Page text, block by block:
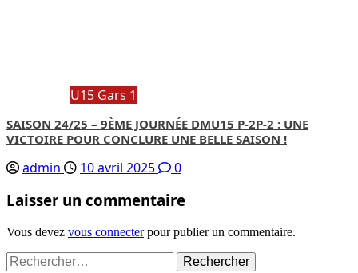
U15 Gars 1
SAISON 24/25 – 9ÈME JOURNÉE DMU15 P-2P-2 : UNE
VICTOIRE POUR CONCLURE UNE BELLE SAISON !
admin 10 avril 2025 0
Laisser un commentaire
Vous devez vous connecterpour publier un commentaire.
Rechercher :